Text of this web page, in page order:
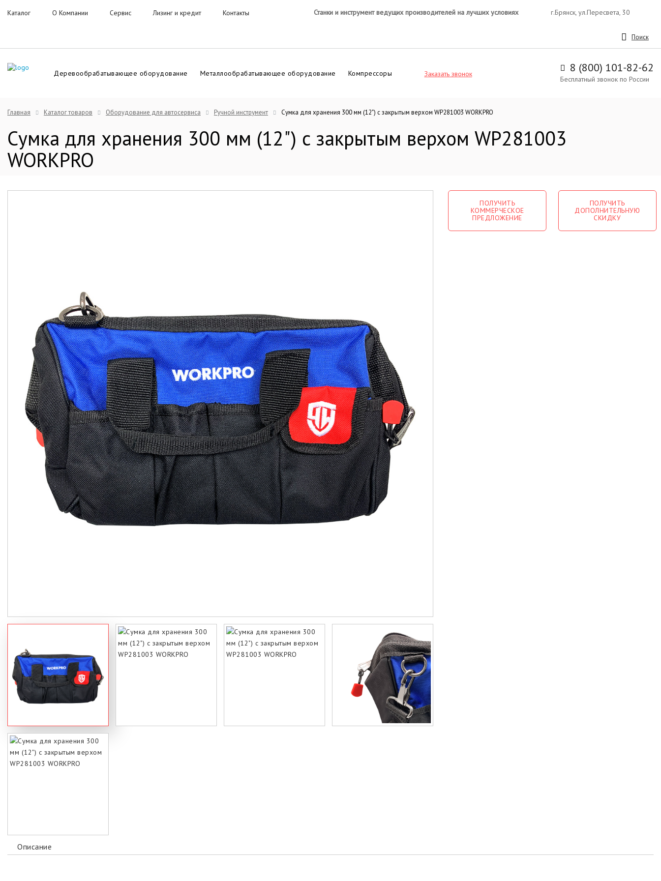
Каталог О Компании Сервис Лизинг и кредит Контакты Станки и инструмент ведущих производителей на лучших условиях г.Брянск, ул.Пересвета, 30
Поиск
Деревообрабатывающее оборудование Металлообрабатывающее оборудование Компрессоры Заказать звонок 8 (800) 101-82-62
Бесплатный звонок по России
Главная Каталог товаров Оборудование для автосервиса Ручной инструмент Cумка для хранения 300 мм (12") с закрытым верхом WP281003 WORKPRO
Cумка для хранения 300 мм (12") с закрытым верхом WP281003
WORKPRO
ПОЛУЧИТЬ
КОММЕРЧЕСКОЕ
ПРЕДЛОЖЕНИЕ
ПОЛУЧИТЬ
ДОПОЛНИТЕЛЬНУЮ
СКИДКУ
Описание